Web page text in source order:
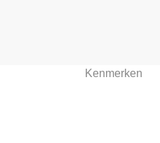
Kenmerken